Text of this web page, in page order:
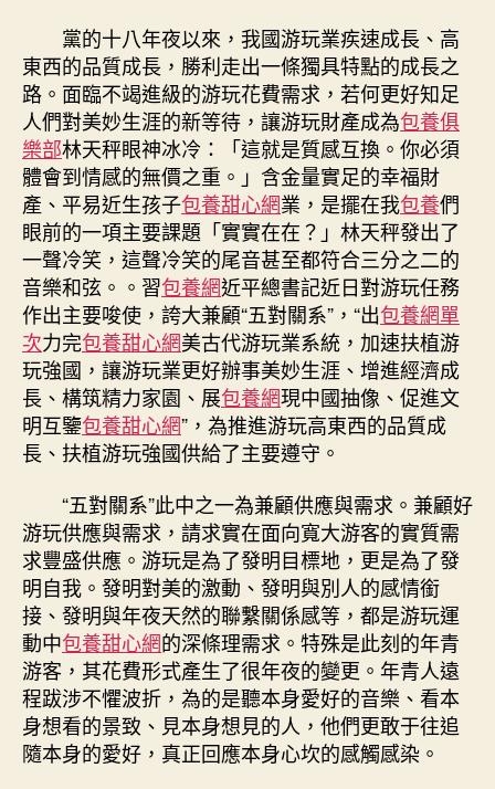
黨的十八年夜以來，我國游玩業疾速成長、高
東西的品質成長，勝利走出一條獨具特點的成長之
路。面臨不竭進級的游玩花費需求，若何更好知足
人們對美妙生涯的新等待，讓游玩財產成為包養俱
樂部林天秤眼神冰冷：「這就是質感互換。你必須
體會到情感的無價之重。」含金量實足的幸福財
產、平易近生孩子包養甜心網業，是擺在我包養們
眼前的一項主要課題「實實在在？」林天秤發出了
一聲冷笑，這聲冷笑的尾音甚至都符合三分之二的
音樂和弦。。習包養網近平總書記近日對游玩任務
作出主要唆使，誇大兼顧“五對關系”，“出包養網單
次力完包養甜心網美古代游玩業系統，加速扶植游
玩強國，讓游玩業更好辦事美妙生涯、增進經濟成
長、構筑精力家園、展包養網現中國抽像、促進文
明互鑒包養甜心網”，為推進游玩高東西的品質成
長、扶植游玩強國供給了主要遵守。
“五對關系”此中之一為兼顧供應與需求。兼顧好
游玩供應與需求，請求實在面向寬大游客的實質需
求豐盛供應。游玩是為了發明目標地，更是為了發
明自我。發明對美的激動、發明與別人的感情銜
接、發明與年夜天然的聯繫關係感等，都是游玩運
動中包養甜心網的深條理需求。特殊是此刻的年青
游客，其花費形式產生了很年夜的變更。年青人遠
程跋涉不懼波折，為的是聽本身愛好的音樂、看本
身想看的景致、見本身想見的人，他們更敢于往追
隨本身的愛好，真正回應本身心坎的感觸感染。